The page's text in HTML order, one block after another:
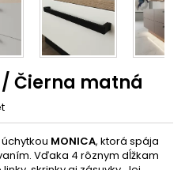
/ Čierna matná
MONICA, ktorá spája
Vďaka 4 rôznym dĺžkam